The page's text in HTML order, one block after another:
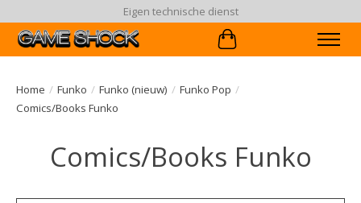
Eigen technische dienst
Winkelwagen
Home / Funko / Funko (nieuw) / Funko Pop /
Comics/Books Funko
Comics/Books Funko